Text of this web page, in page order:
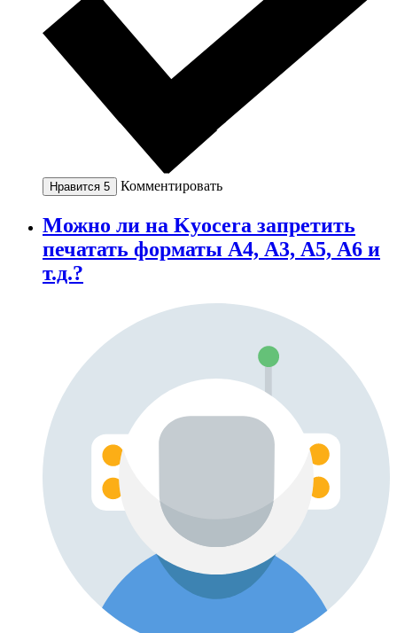
Нравится 5 Комментировать
Можно ли на Kyocera запретить
печатать форматы А4, А3, А5, А6 и
т.д.?